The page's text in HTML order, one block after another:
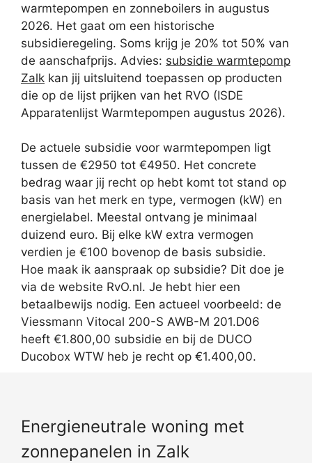
warmtepompen en zonneboilers in augustus
2026. Het gaat om een historische
subsidieregeling. Soms krijg je 20% tot 50% van
de aanschafprijs. Advies: subsidie warmtepomp
Zalk kan jij uitsluitend toepassen op producten
die op de lijst prijken van het RVO (ISDE
Apparatenlijst Warmtepompen augustus 2026).
De actuele subsidie voor warmtepompen ligt
tussen de €2950 tot €4950. Het concrete
bedrag waar jij recht op hebt komt tot stand op
basis van het merk en type, vermogen (kW) en
energielabel. Meestal ontvang je minimaal
duizend euro. Bij elke kW extra vermogen
verdien je €100 bovenop de basis subsidie.
Hoe maak ik aanspraak op subsidie? Dit doe je
via de website RvO.nl. Je hebt hier een
betaalbewijs nodig. Een actueel voorbeeld: de
Viessmann Vitocal 200-S AWB-M 201.D06
heeft €1.800,00 subsidie en bij de DUCO
Ducobox WTW heb je recht op €1.400,00.
Energieneutrale woning met
zonnepanelen in Zalk